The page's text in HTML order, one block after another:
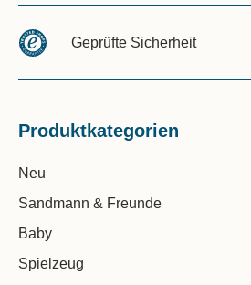
Geprüfte Sicherheit
Produktkategorien
Neu
Sandmann & Freunde
Baby
Spielzeug